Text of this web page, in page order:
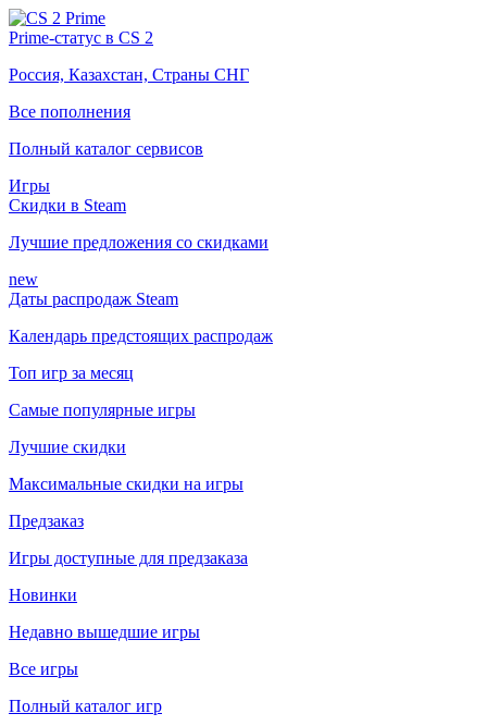
Prime-статус в CS 2
Россия, Казахстан, Страны СНГ
Все пополнения
Полный каталог сервисов
Игры
Скидки в Steam
Лучшие предложения со скидками
new
Даты распродаж Steam
Календарь предстоящих распродаж
Топ игр за месяц
Самые популярные игры
Лучшие скидки
Максимальные скидки на игры
Предзаказ
Игры доступные для предзаказа
Новинки
Недавно вышедшие игры
Все игры
Полный каталог игр